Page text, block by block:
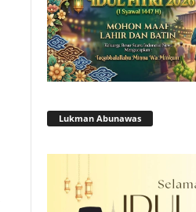
Lukman Abunawas